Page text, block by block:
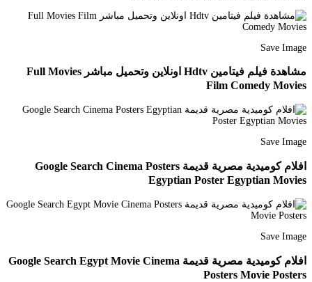
Save Image
مشاهدة فيلم فيتامين Hdtv اونلاين وتحميل مباشر Full Movies
Film Comedy Movies
Save Image
افلام كوميدية مصرية قديمة Google Search Cinema Posters
Egyptian Poster Egyptian Movies
Save Image
افلام كوميدية مصرية قديمة Google Search Egypt Movie Cinema
Posters Movie Posters